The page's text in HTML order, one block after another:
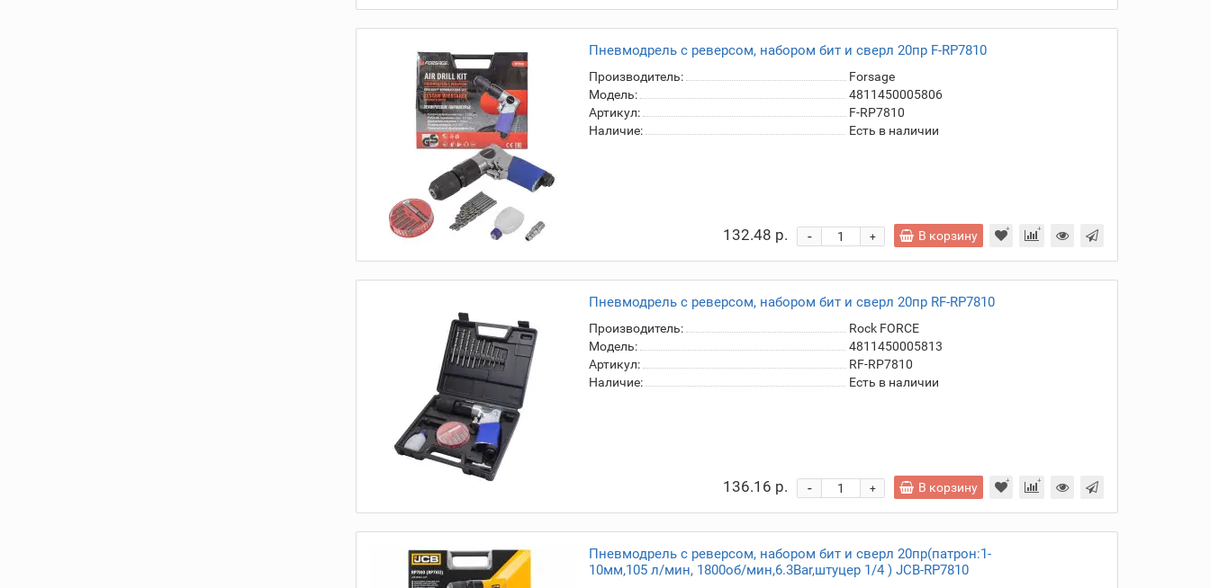
Пневмодрель с реверсом, набором бит и сверл 20пр F-RP7810
Производитель:
Forsage
Модель:
4811450005806
Артикул:
F-RP7810
Наличие:
Есть в наличии
132.48 р. +
- В корзину
Пневмодрель с реверсом, набором бит и сверл 20пр RF-RP7810
Производитель:
Rock FORCE
Модель:
4811450005813
Артикул:
RF-RP7810
Наличие:
Есть в наличии
136.16 р. +
- В корзину
Пневмодрель с реверсом, набором бит и сверл 20пр(патрон:1-
10мм,105 л/мин, 1800об/мин,6.3Bar,штуцер 1/4 ) JCB-RP7810